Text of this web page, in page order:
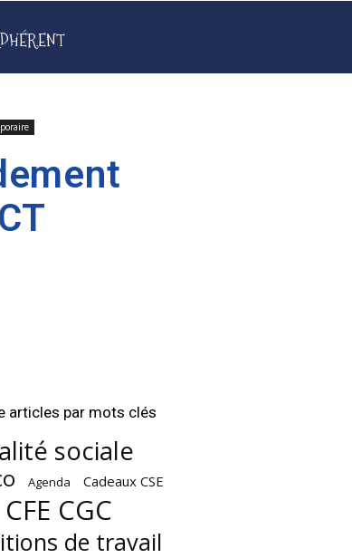
articles par mots clés
sociale
Agenda Cadeaux CSE
CFE CGC
de travail